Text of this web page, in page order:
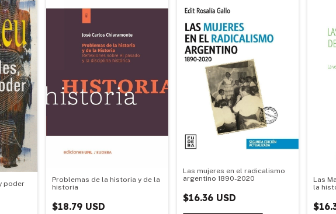
poder
Problemas de la historia y de la
historia
$18.79 USD
Las mujeres en el radicalismo
argentino 1890-2020
$16.36 USD
Las
la